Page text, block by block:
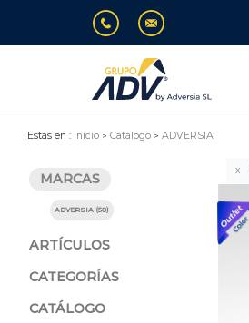
Estás en : Inicio Catálogo ADVERSIA
MARCAS
ADVERSIA (50)
ARTÍCULOS
CATEGORÍAS
CATÁLOGO